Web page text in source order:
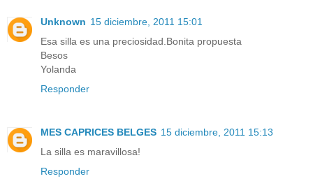
Unknown 15 diciembre, 2011 15:01
Esa silla es una preciosidad.Bonita propuesta
Besos
Yolanda
Responder
MES CAPRICES BELGES 15 diciembre, 2011 15:13
La silla es maravillosa!
Responder